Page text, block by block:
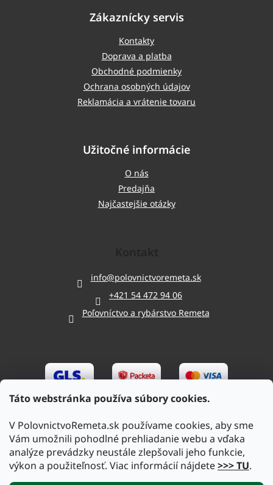
Táto webstránka používa súbory cookies.
V PolovnictvoRemeta.sk používame cookies, aby sme
Vám umožnili pohodlné prehliadanie webu a vďaka
analýze prevádzky neustále zlepšovali jeho funkcie,
výkon a použiteľnosť. Viac informácií nájdete>>> TU.
Zákaznícky servis
Kontakty
Doprava a platba
Obchodné podmienky
Ochrana osobných údajov
Reklamácia a vrátenie tovaru
Užitočné informácie
O nás
Predajňa
Najčastejšie otázky
info@polovnictvoremeta.sk
+421 54 472 94 06
Poľovníctvo a rybárstvo Remeta